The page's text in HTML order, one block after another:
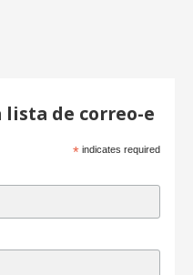
lista de correo-e
* indicates required